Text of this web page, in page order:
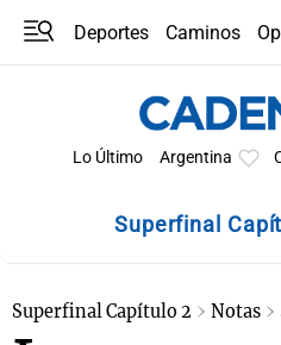
Deportes Caminos
Lo Último Argentina
Superfinal
Superfinal Capítulo 2 Notas